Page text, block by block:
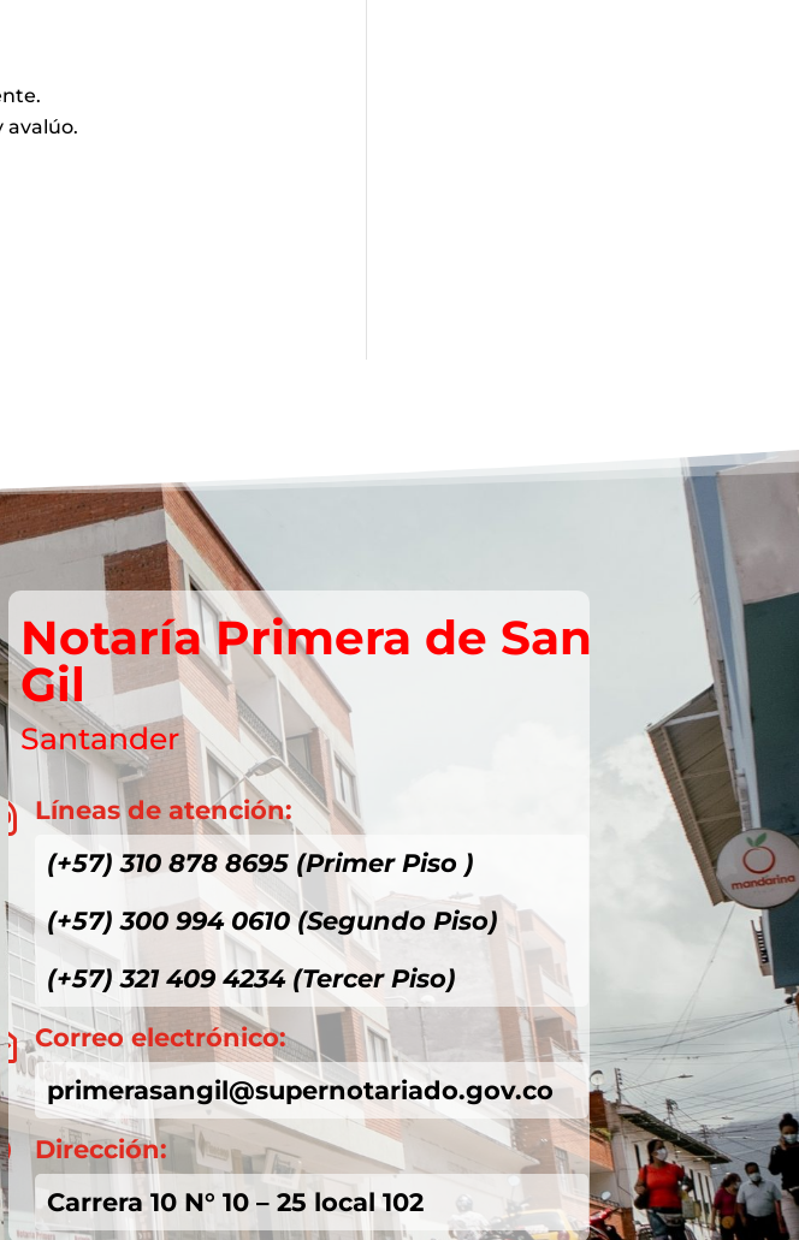
avalúo.
Notaría Primera de San
Gil
Santander
Líneas de atención:
(+57) 310 878 8695 (Primer Piso )
(+57) 300 994 0610 (Segundo Piso)
(+57) 321 409 4234 (Tercer Piso)
Correo electrónico:
primerasangil@supernotariado.gov.co
Dirección:
Carrera 10 N° 10 – 25 local 102